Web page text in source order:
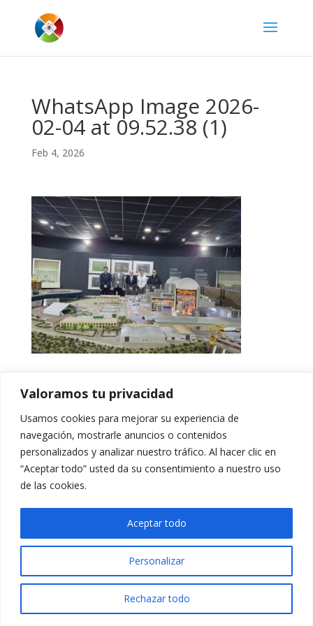
Valoramos tu privacidad
Usamos cookies para mejorar su experiencia de
navegación, mostrarle anuncios o contenidos
personalizados y analizar nuestro tráfico. Al hacer clic en
“Aceptar todo” usted da su consentimiento a nuestro uso
de las cookies.
Personalizar
Rechazar todo
Aceptar todo
WhatsApp Image 2026-
02-04 at 09.52.38 (1)
Feb 4, 2026